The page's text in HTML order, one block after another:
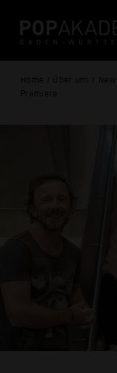
Home / Über uns /
Premiere